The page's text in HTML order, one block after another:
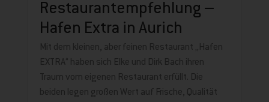
Restaurantempfehlung –
Hafen Extra in Aurich
Mit dem kleinen, aber feinen Restaurant „Hafen
EXTRA“ haben sich Elke und Dirk Bach ihren
Traum vom eigenen Restaurant erfüllt. Die
beiden legen großen Wert auf Frische, Qualität